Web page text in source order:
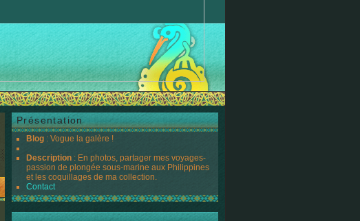
Présentation
Blog : Vogue la galère !
Description : En photos, partager mes voyages-
passion de plongée sous-marine aux Philippines
et les coquillages de ma collection.
Contact